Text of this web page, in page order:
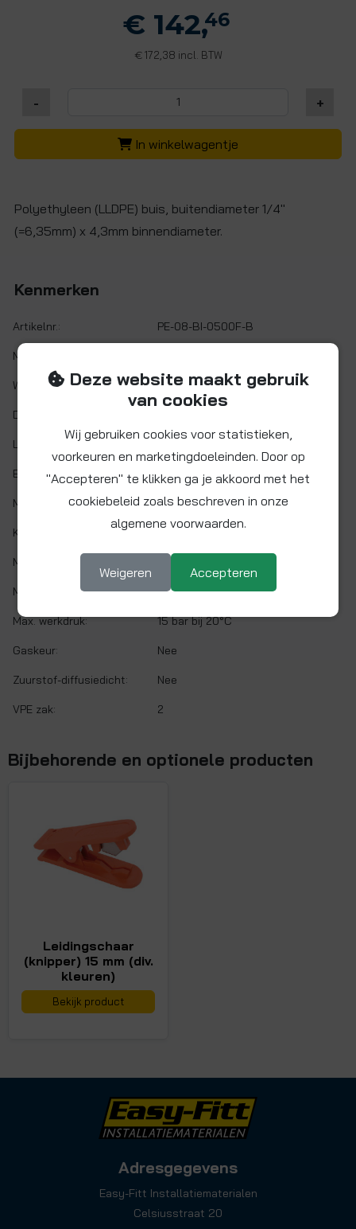
€ 142,46
€172,38 incl. BTW
- +
In winkelwagentje
Polyethyleen (LLDPE) buis, buitendiameter 1/4"
(=6,35mm) x 4,3mm binnendiameter.
Kenmerken
Artikelnr.: PE-08-BI-0500F-B
Maat:
Wanddikte: 1 mm
Doorlaat:
Lengte:
Buigradius: >25 mm
Materiaal: LLDPE
Kleur: Blauw
Min. werktemp.:
Max. werktemp.: 65 °C
Max. werkdruk: 15 bar bij 20°C
Gaskeur: Nee
Zuurstof-diffusiedicht: Nee
VPE zak: 2
Bijbehorende en optionele producten
Leidingschaar
(knipper) 15 mm (div.
kleuren)
Bekijk product
Adresgegevens
Easy-Fitt Installatiematerialen
Celsiusstraat 20
Deze website maakt gebruik
van cookies
Wij gebruiken cookies voor statistieken,
voorkeuren en marketingdoeleinden. Door op
"Accepteren" te klikken ga je akkoord met het
cookiebeleid zoals beschreven in onze
algemene voorwaarden.
Weigeren Accepteren